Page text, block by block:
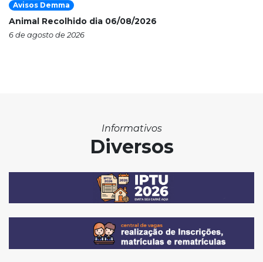
Avisos Demma
Animal Recolhido dia 06/08/2026
6 de agosto de 2026
Informativos
Diversos